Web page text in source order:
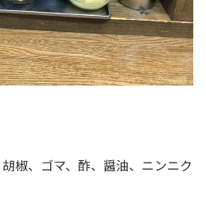
椒、ゴマ、酢、醤油、ニンニク